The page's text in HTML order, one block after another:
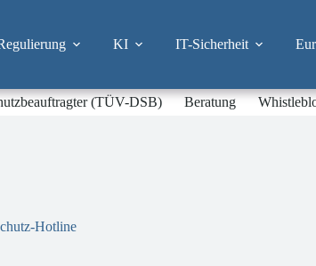
KI IT-Sicherheit
(TÜV-DSB) Beratung
Hotline